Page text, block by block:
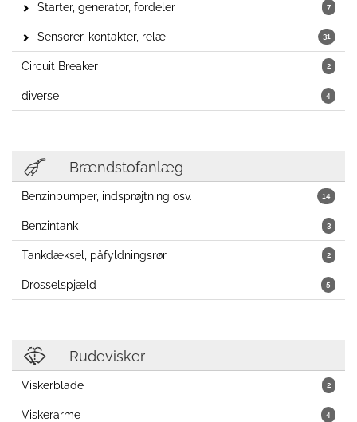
7
Starter, generator, fordeler
31
Sensorer, kontakter, relæ
2
Circuit Breaker
4
diverse
Brændstofanlæg
14
Benzinpumper, indsprøjtning osv.
3
Benzintank
2
Tankdæksel, påfyldningsrør
5
Drosselspjæld
Rudevisker
2
Viskerblade
4
Viskerarme